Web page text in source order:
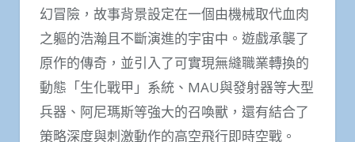
幻冒險，故事背景設定在一個由機械取代血肉
之軀的浩瀚且不斷演進的宇宙中。遊戲承襲了
原作的傳奇，並引入了可實現無縫職業轉換的
動態「生化戰甲」系統、MAU與發射器等大型
兵器、阿尼瑪斯等強大的召喚獸，還有結合了
策略深度與刺激動作的高空飛行即時空戰。